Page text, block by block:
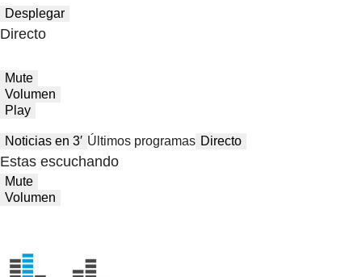
Desplegar
Directo
Mute
Volumen
Play
Noticias en 3′ Últimos programas Directo
Estas escuchando
Mute
Volumen